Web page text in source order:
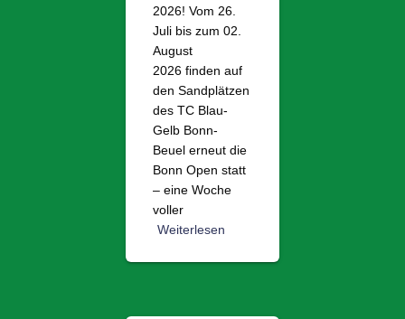
2026! Vom 26.
Juli bis zum 02.
August
2026 finden auf
den Sandplätzen
des TC Blau-
Gelb Bonn-
Beuel erneut die
Bonn Open statt
– eine Woche
voller
Weiterlesen